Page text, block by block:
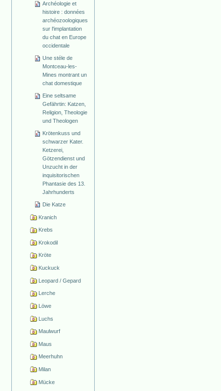
Archéologie et
histoire : données
archéozoologiques
sur l'implantation
du chat en Europe
occidentale
Une stéle de
Montceau-les-
Mines montrant un
chat domestique
Eine seltsame
Gefährtin: Katzen,
Religion, Theologie
und Theologen
Krötenkuss und
schwarzer Kater.
Ketzerei,
Götzendienst und
Unzucht in der
inquisitorischen
Phantasie des 13.
Jahrhunderts
Die Katze
Kranich
Krebs
Krokodil
Kröte
Kuckuck
Leopard / Gepard
Lerche
Löwe
Luchs
Maulwurf
Maus
Meerhuhn
Milan
Mücke